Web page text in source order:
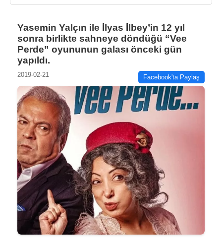
Yasemin Yalçın ile İlyas İlbey’in 12 yıl
sonra birlikte sahneye döndüğü “Vee
Perde” oyununun galası önceki gün
yapıldı.
2019-02-21 Facebook'ta Paylaş